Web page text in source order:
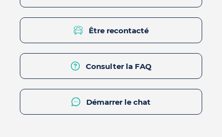
Être recontacté
Consulter la FAQ
Démarrer le chat